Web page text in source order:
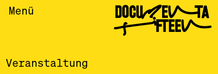
Menü DOCUMENTA
FIFTEEN
Veranstaltung